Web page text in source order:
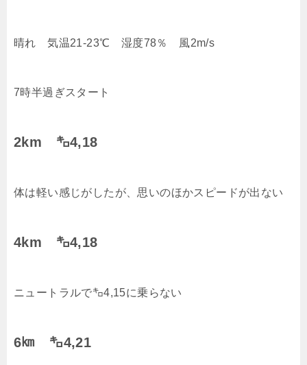
晴れ 気温21-23℃ 湿度78％ 風2m/s
7時半過ぎスタート
2km ㌔4,18
体は軽い感じがしたが、思いのほかスピードが出ない
4km ㌔4,18
ニュートラルで㌔4,15に乗らない
6㎞ ㌔4,21